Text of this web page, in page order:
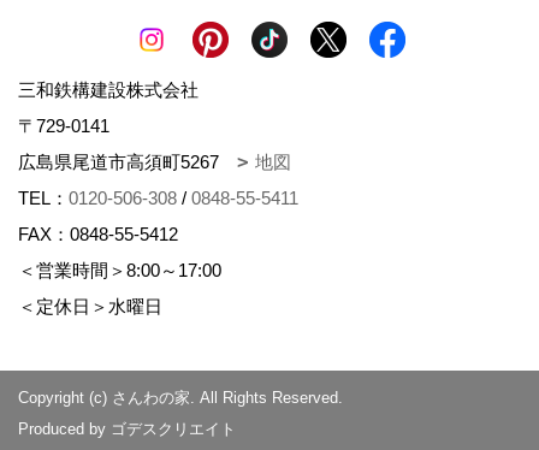
三和鉄構建設株式会社
〒729-0141
広島県尾道市高須町5267
地図
TEL： 0120-506-308 / 0848-55-5411
FAX：0848-55-5412
＜営業時間＞8:00～17:00
＜定休日＞水曜日
Copyright (c) さんわの家. All Rights Reserved.
Produced by ゴデスクリエイト